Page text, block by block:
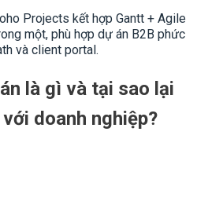
Projects kết hợp Gantt + Agile
một, phù hợp dự án B2B phức
và client portal.​
là gì và tại sao lại
doanh nghiệp?